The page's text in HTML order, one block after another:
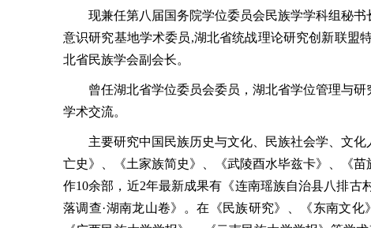
现兼任第八届国务院学位委员会民族学学科组秘
意识研究基地学术委员,湖北省统战理论研究创新联盟
北省民族学会副会长。
曾任湖北省学位委员会委员，湖北省学位管理与
学术交流。
主要研究中国民族历史与文化、民族社会学、文
亡史》、《土家族简史》、《武陵酉水毕兹卡》、《
作10余部，近2年最新成果有《连南瑶族自治县八排
落调查·湖南龙山卷》。在《民族研究》、《东南文